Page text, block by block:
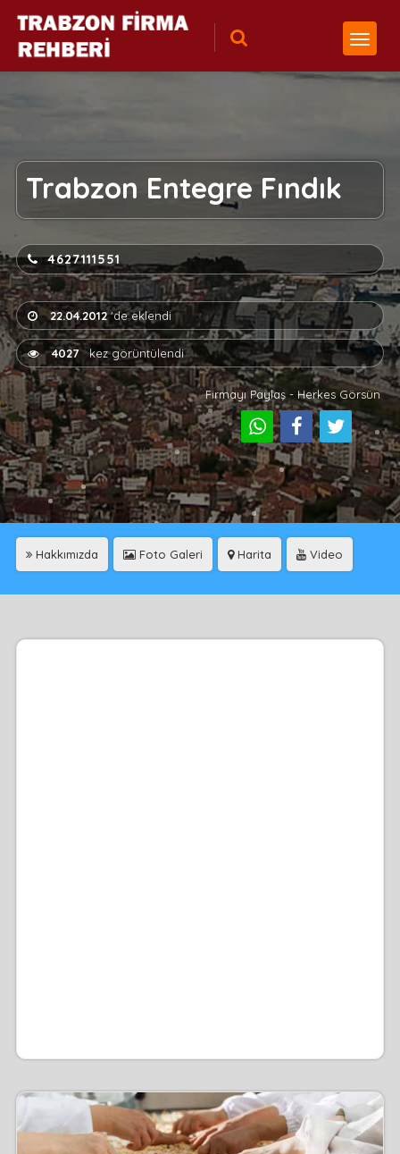
Trabzon Entegre Fındık
4627111551
22.04.2012'de eklendi
4027kez görüntülendi
Firmayı Paylaş - Herkes Görsün
Hakkımızda Foto Galeri Harita Video